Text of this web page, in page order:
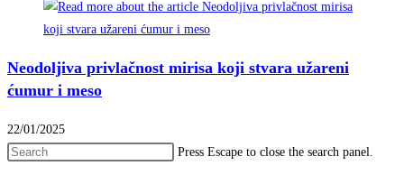
Neodoljiva privlačnost mirisa koji stvara užareni
ćumur i meso
22/01/2025
Press Escape to close the search panel.